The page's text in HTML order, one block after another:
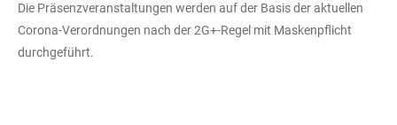
Die Präsenzveranstaltungen werden auf der Basis der aktuellen
Corona-Verordnungen nach der 2G+-Regel mit Maskenpflicht
durchgeführt.